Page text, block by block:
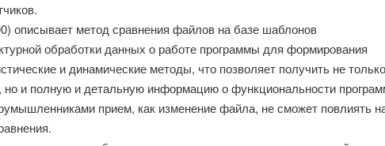
описывает метод сравнения файлов на базе шаблонов
обработки данных о работе программы для формирования
и динамические методы, что позволяет получить не только
но и полную и детальную информацию о функциональности
прием, как изменение файла, не сможет повлиять